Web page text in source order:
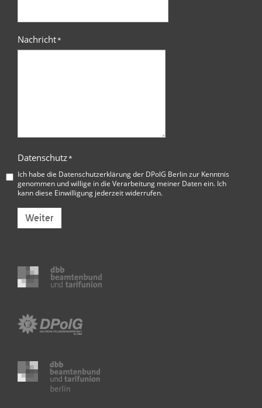
Nachricht*
Datenschutz*
Ich habe die Datenschutzerklärung der DPolG Berlinzur Kenntnis
genommen und willige in die Verarbeitung meiner Daten ein. Ich
kann diese Einwilligung jederzeit widerrufen.
Weiter